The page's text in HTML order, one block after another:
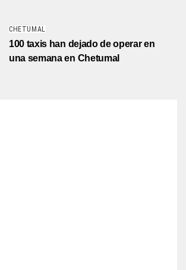
CHETUMAL
100 taxis han dejado de operar en
una semana en Chetumal